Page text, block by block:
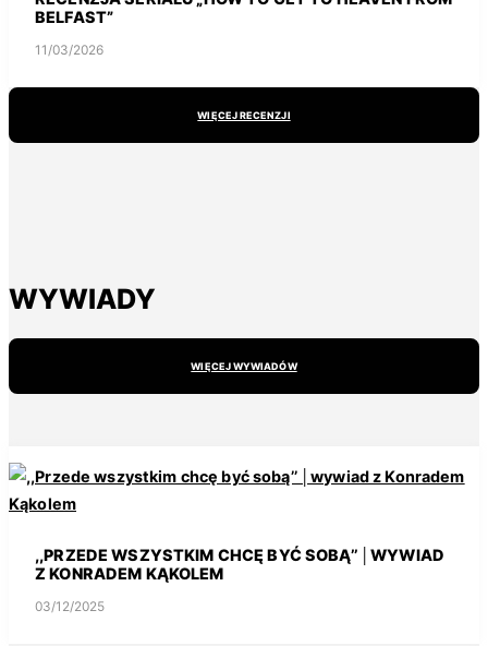
BELFAST”
11/03/2026
WIĘCEJ RECENZJI
WYWIADY
WIĘCEJ WYWIADÓW
,,PRZEDE WSZYSTKIM CHCĘ BYĆ SOBĄ’’ │WYWIAD
Z KONRADEM KĄKOLEM
03/12/2025